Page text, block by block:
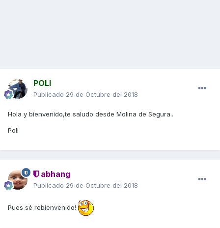
POLI
Publicado 29 de Octubre del 2018
Hola y bienvenido,te saludo desde Molina de Segura..
Poli
abhang
Publicado 29 de Octubre del 2018
Pues sé rebienvenido!